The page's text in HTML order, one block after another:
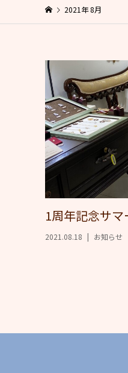
2021年 8月
1周年記念サ
2021.08.18 お知らせ